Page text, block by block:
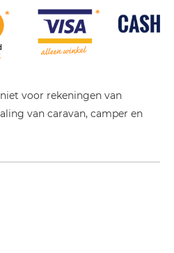
voor rekeningen van
van caravan, camper en